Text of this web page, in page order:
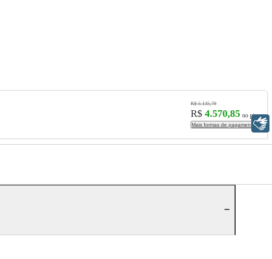
R$ 5.135,79
R$ 4.570,85 no pix
Mais formas de pagamento
Libras